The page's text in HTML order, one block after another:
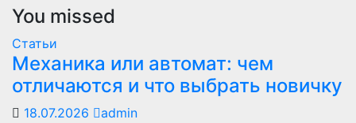
You missed
Статьи
Механика или автомат: чем
отличаются и что выбрать новичку
18.07.2026
admin